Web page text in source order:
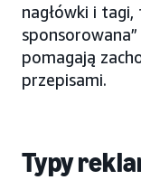
nagłówki i tagi,
pomagają
przepisami.
Typy